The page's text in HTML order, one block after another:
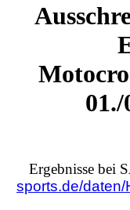
Ergebnisse bei
sports.de/